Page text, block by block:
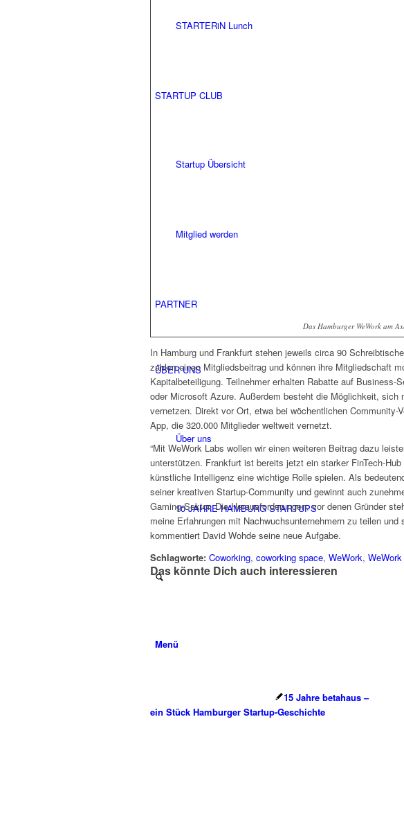
STARTERiN Lunch
STARTUP CLUB
Startup Übersicht
Mitglied werden
PARTNER
ÜBER UNS
Über uns
10 JAHRE HAMBURG STARTUPS
Menü
Das Hamburger WeWork am
In Hamburg und Frankfurt stehen jeweils circa 90
zahlen einen Mitgliedsbeitrag und können ihre Mitgliedschaft
Kapitalbeteiligung. Teilnehmer erhalten Rabatte auf
oder Microsoft Azure. Außerdem besteht die Möglichkeit,
vernetzen. Direkt vor Ort, etwa bei wöchentlichen Community-
App, die 320.000 Mitglieder weltweit vernetzt.
“Mit WeWork Labs wollen wir einen weiteren Beitrag dazu
unterstützen. Frankfurt ist bereits jetzt ein starker FinTech-
künstliche Intelligenz eine wichtige Rolle spielen. Als
seiner kreativen Startup-Community und gewinnt auch
Gaming-Sektor. Die Herausforderungen, vor denen Gründer
meine Erfahrungen mit Nachwuchsunternehmern zu teilen und
kommentiert David Wohde seine neue Aufgabe.
Schlagworte: Coworking, coworking space, WeWork,
Das könnte Dich auch interessieren
15 Jahre betahaus –
ein Stück Hamburger Startup-Geschichte